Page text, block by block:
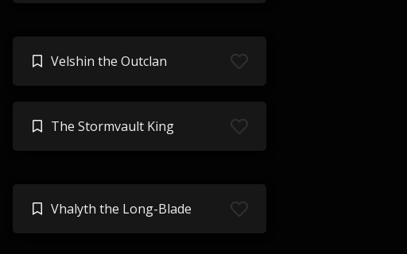
Velshin the Outclan
The Stormvault King
Vhalyth the Long-Blade